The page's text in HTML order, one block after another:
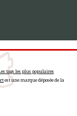
tags les plus populaires
est une marque déposée de la